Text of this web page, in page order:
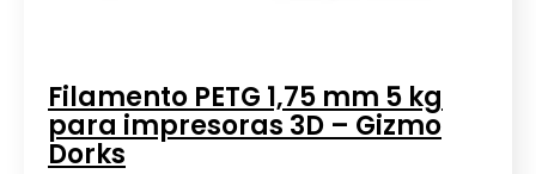
Filamento PETG 1,75 mm 5 kg
para impresoras 3D – Gizmo
Dorks